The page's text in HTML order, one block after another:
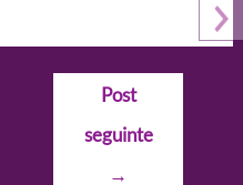
Post
seguinte
→